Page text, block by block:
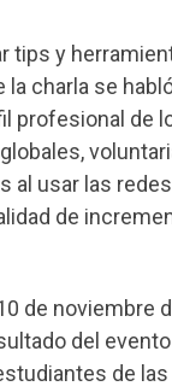
tips y
charla se
profesional de
al usar las
de
de noviembre
del
de